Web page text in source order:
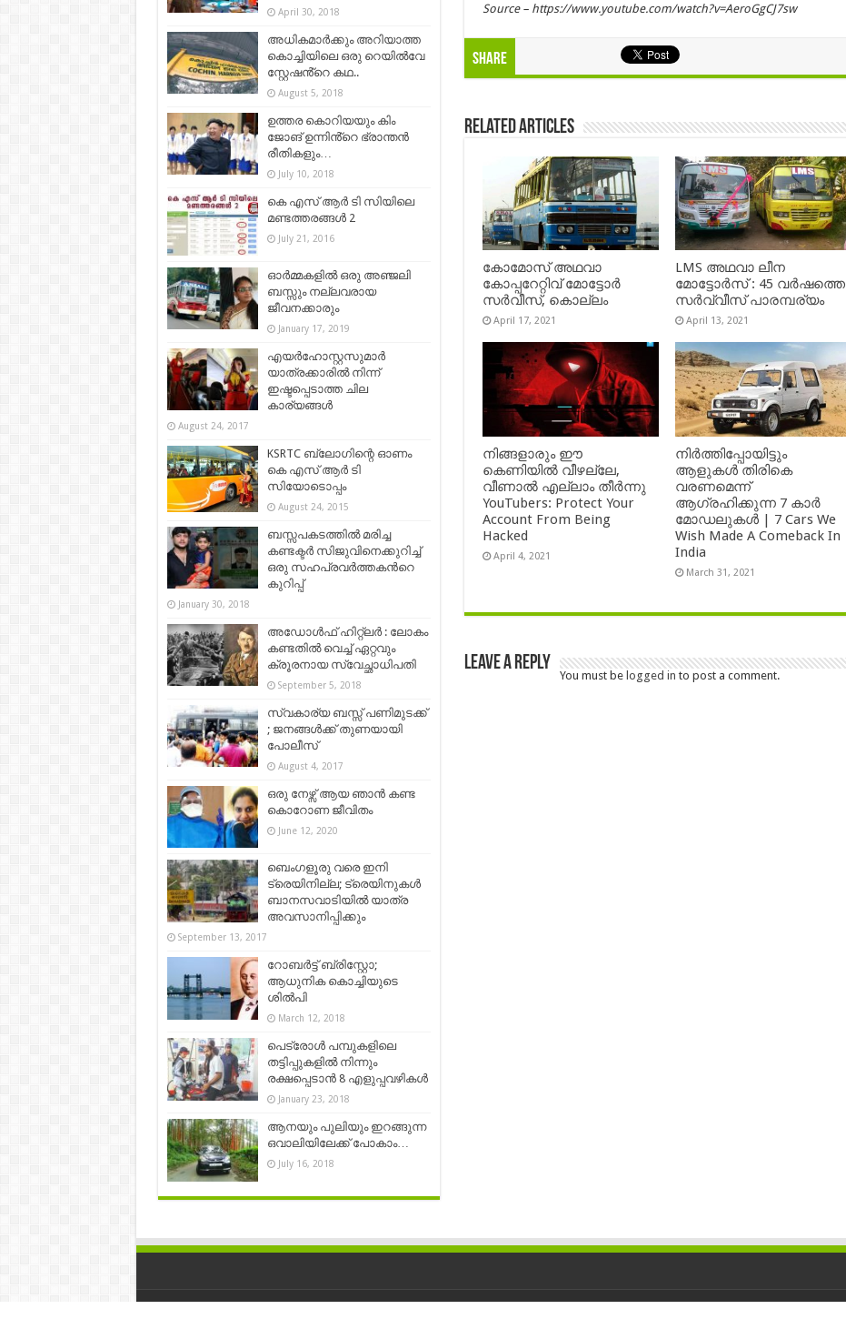
Source – https://www.youtube.com/watch?v=AeroGgCJ7sw
Share
Related Articles
കോമോസ് അഥവാ
കോപ്പറേറ്റിവ് മോട്ടോര്‍
സര്‍വീസ്, കൊല്ലം
April 17, 2021
LMS അഥവാ ലീന
മോട്ടോർസ് : 45 വർഷത്തെ
സർവ്വീസ് പാരമ്പര്യം
April 13, 2021
നിങ്ങളാരും ഈ
കെണിയിൽ വീഴല്ലേ,
വീണാൽ എല്ലാം തീർന്നു
YouTubers: Protect Your
Account From Being
Hacked
April 4, 2021
നിർത്തിപ്പോയിട്ടും
ആളുകൾ തിരികെ
വരണമെന്ന്
ആഗ്രഹിക്കുന്ന 7 കാർ
മോഡലുകൾ | 7 Cars We
Wish Made A Comeback In
India
March 31, 2021
Leave a Reply
You must be logged in to post a comment.
April 30, 2018
അധികമാർക്കും അറിയാത്ത
കൊച്ചിയിലെ ഒരു റെയിൽവേ
സ്റ്റേഷൻ്റെ കഥ..
August 5, 2018
ഉത്തര കൊറിയയും കിം
ജോങ് ഉന്നിൻ്റെ ഭ്രാന്തൻ
രീതികളും…
July 10, 2018
കെ എസ് ആർ ടി സിയിലെ
മണ്ടത്തരങ്ങൾ 2
July 21, 2016
ഓര്‍മ്മകളില്‍ ഒരു അഞ്ജലി
ബസ്സും നല്ലവരായ
ജീവനക്കാരും
January 17, 2019
എയര്‍ഹോസ്റ്റസുമാര്‍
യാത്രക്കാരില്‍ നിന്ന്
ഇഷ്ടപ്പെടാത്ത ചില
കാര്യങ്ങള്‍
August 24, 2017
KSRTC ബ്ലോഗിന്റെ ഓണം
കെ എസ് ആര്‍ ടി
സിയോടൊപ്പം
August 24, 2015
ബസ്സപകടത്തില്‍ മരിച്ച
കണ്ടക്ടർ സിജുവിനെക്കുറിച്ച്
ഒരു സഹപ്രവർത്തകന്‍റെ
കുറിപ്പ്
January 30, 2018
അഡോൾഫ് ഹിറ്റ്ലർ : ലോകം
കണ്ടതിൽ വെച്ച് ഏറ്റവും
ക്രൂരനായ സ്വേച്ഛാധിപതി
September 5, 2018
സ്വകാര്യ ബസ്സ് പണിമുടക്ക്
; ജനങ്ങള്‍ക്ക് തുണയായി
പോലീസ്
August 4, 2017
ഒരു നേഴ്സ് ആയ ഞാൻ കണ്ട
കൊറോണ ജീവിതം
June 12, 2020
ബെംഗളൂരു വരെ ഇനി
ട്രെയിനില്ല; ട്രെയിനുകള്‍
ബാനസവാടിയില്‍ യാത്ര
അവസാനിപ്പിക്കും
September 13, 2017
റോബര്‍ട്ട് ബ്രിസ്റ്റോ;
ആധുനിക കൊച്ചിയുടെ
ശില്‍പി
March 12, 2018
പെട്രോള്‍ പമ്പുകളിലെ
തട്ടിപ്പുകളില്‍ നിന്നും
രക്ഷപ്പെടാന്‍ 8 എളുപ്പവഴികള്‍
January 23, 2018
ആനയും പുലിയും ഇറങ്ങുന്ന
ഒവാലിയിലേക്ക് പോകാം…
July 16, 2018